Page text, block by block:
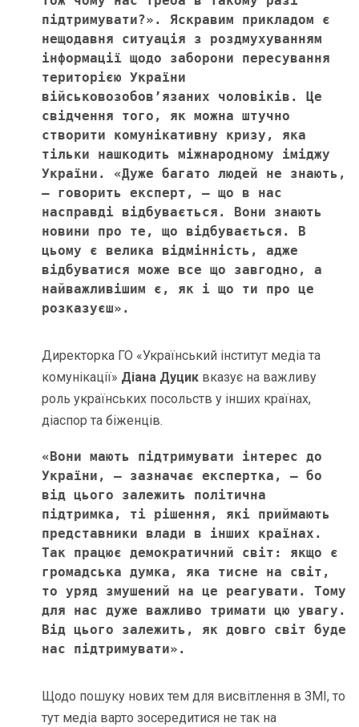
підтримувати?». Яскравим прикладом є
нещодавня ситуація з роздмухуванням
інформації щодо заборони пересування
територією України
військовозобов’язаних чоловіків. Це
свідчення того, як можна штучно
створити комунікативну кризу, яка
тільки нашкодить міжнародному іміджу
України. «Дуже багато людей не знають,
– говорить експерт, – що в нас
насправді відбувається. Вони знають
новини про те, що відбувається. В
цьому є велика відмінність, адже
відбуватися може все що завгодно, а
найважливішим є, як і що ти про це
розказуєш».
Директорка ГО «Український інститут медіа та
комунікації» Діана Дуцик вказує на важливу
роль українських посольств у інших країнах,
діаспор та біженців.
«Вони мають підтримувати інтерес до
України, – зазначає експертка, – бо
від цього залежить політична
підтримка, ті рішення, які приймають
представники влади в інших країнах.
Так працює демократичний світ: якщо є
громадська думка, яка тисне на світ,
то уряд змушений на це реагувати. Тому
для нас дуже важливо тримати цю увагу.
Від цього залежить, як довго світ буде
нас підтримувати».
Щодо пошуку нових тем для висвітлення в ЗМІ, то
тут медіа варто зосередитися не так на